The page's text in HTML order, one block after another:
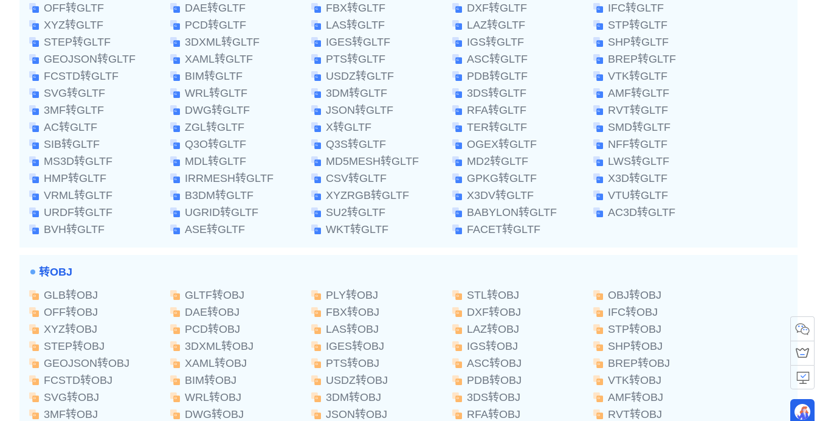
OFF转GLTF
DAE转GLTF FBX转GLTF DXF转GLTF
IFC转GLTF
XYZ转GLTF
PCD转GLTF LAS转GLTF LAZ转GLTF
STP转GLTF
STEP转GLTF
3DXML转GLTF IGES转GLTF IGS转GLTF
SHP转GLTF
GEOJSON转GLTF
XAML转GLTF PTS转GLTF ASC转GLTF
BREP转GLTF
FCSTD转GLTF
BIM转GLTF USDZ转GLTF PDB转GLTF
VTK转GLTF
SVG转GLTF
WRL转GLTF 3DM转GLTF 3DS转GLTF
AMF转GLTF
3MF转GLTF
DWG转GLTF JSON转GLTF RFA转GLTF
RVT转GLTF
AC转GLTF
ZGL转GLTF X转GLTF TER转GLTF
SMD转GLTF
SIB转GLTF
Q3O转GLTF Q3S转GLTF OGEX转GLTF
NFF转GLTF
MS3D转GLTF
MDL转GLTF MD5MESH转GLTF MD2转GLTF
LWS转GLTF
HMP转GLTF
IRRMESH转GLTF CSV转GLTF GPKG转GLTF
X3D转GLTF
VRML转GLTF
B3DM转GLTF XYZRGB转GLTF X3DV转GLTF
VTU转GLTF
URDF转GLTF
UGRID转GLTF SU2转GLTF BABYLON转GLTF
AC3D转GLTF
BVH转GLTF
ASE转GLTF WKT转GLTF FACET转GLTF
转OBJ
GLB转OBJ
GLTF转OBJ PLY转OBJ STL转OBJ
OBJ转OBJ
OFF转OBJ
DAE转OBJ FBX转OBJ DXF转OBJ
IFC转OBJ
XYZ转OBJ
PCD转OBJ LAS转OBJ LAZ转OBJ
STP转OBJ
STEP转OBJ
3DXML转OBJ IGES转OBJ IGS转OBJ
SHP转OBJ
GEOJSON转OBJ
XAML转OBJ PTS转OBJ ASC转OBJ
BREP转OBJ
FCSTD转OBJ
BIM转OBJ USDZ转OBJ PDB转OBJ
VTK转OBJ
SVG转OBJ
WRL转OBJ 3DM转OBJ 3DS转OBJ
AMF转OBJ
3MF转OBJ
DWG转OBJ JSON转OBJ RFA转OBJ
RVT转OBJ